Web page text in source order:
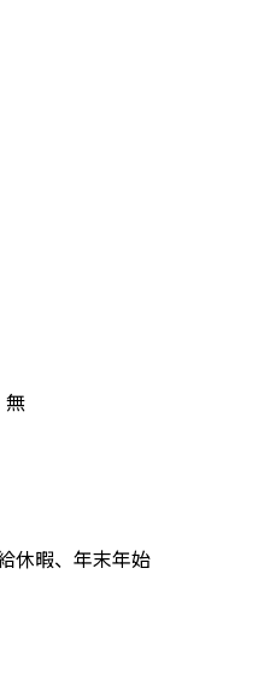
無
休暇、年末年始